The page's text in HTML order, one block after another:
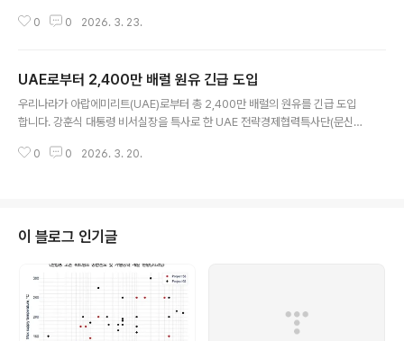
에 대응하기 위한 긴급 외교장관회의를 개최함. 양측은 EU-GCC 전략적 동반
또한 위기 대응 수단으로 대화와 외교에 대한 확고한 의지를 재확인하고, 호르
무즈·바브엘만데브 해협을 포함한 해상 항로와 항행의 자유, 공급망 안전, 글로
벌 에너지시장 안정의 중요성을 강조함. 이어 3월 9일 António Costa 유럽이
0 0 2026. 3. 23.
UAE로부터 2,400만 배럴 원유 긴급 도입
우리나라가 아랍에미리트(UAE)로부터 총 2,400만 배럴의 원유를 긴급 도입
합니다. 강훈식 대통령 비서실장을 특사로 한 UAE 전략경제협력특사단(문신학
얀 대통령을 예방하고 칼둔 아부다비 행정청장, 술탄 알 자베르 아부다비국영석
로는 UAE 국적 선박 3척을 통해 600만 배럴을, 우리나라 국적선 6척을 통해
1200만 배럴을 각각 도입합니다. 추가로 납사를 적재한 선박 1척은 현재 ..
0 0 2026. 3. 20.
이 블로그 인기글